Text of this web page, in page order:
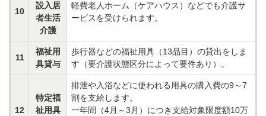
10
設入居
者生活
介護
軽費老人ホーム（ケアハウス）などでも介護サ
ービスを受けられます。
11
福祉用
具貸与
歩行器などの福祉用具（13品目）の貸出をしま
す（要介護状態区分によって要件あり）。
12
特定福
祉用具
排泄や入浴などに使われる用具の購入費の9～7
割を支給します。
一年間（4月～3月）につき支給対象限度額10万